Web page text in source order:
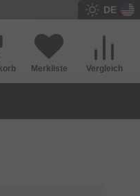
DE
Vergleich
Merkliste